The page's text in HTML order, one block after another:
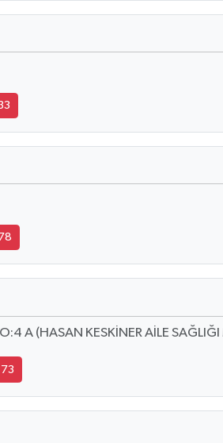
A (HASAN KESKİNER AİLE SAĞLIĞI